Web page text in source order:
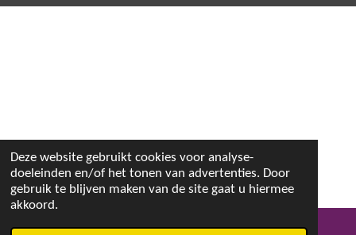
Deze website gebruikt cookies voor analyse-
doeleinden en/of het tonen van advertenties. Door
gebruik te blijven maken van de site gaat u hiermee
akkoord.